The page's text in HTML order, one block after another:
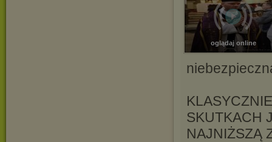
oglądaj online
SKUTKACH
NAJNIŻSZĄ